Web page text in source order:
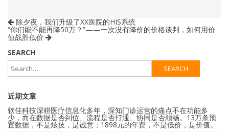
除夕夜，我们升级了XX医院的HIS系统
“你们能不能再降50万？”——一次没有降价的价格谈判，如何用价
值战胜低价
SEARCH
近期文章
软佳科技深耕医疗信息化多年，深知门诊运营的痛点不在功能多
少，而在数据是否到位、流程是否打通、协同是否顺畅。13万条预
置数据，不是炫技，是诚意；1898元的年费，不是低价，是价值。